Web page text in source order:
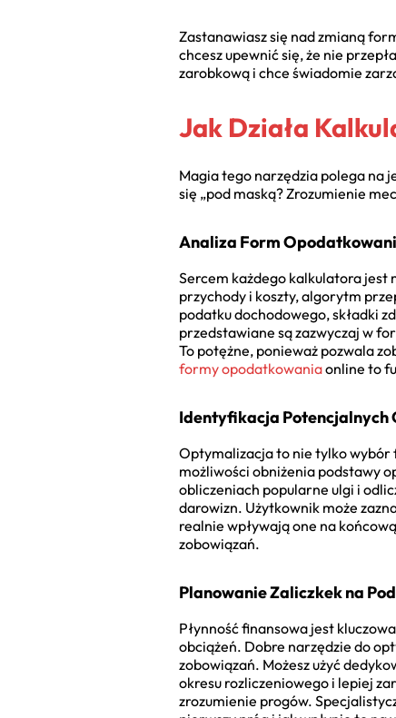
Zastanawiasz się nad zmianą
chcesz upewnić się, że nie
zarobkową i chce świadomie
Jak Działa
Magia tego narzędzia polega na
się „pod maską? Zrozumienie
Analiza Form
Sercem każdego kalkulatora jest
przychody i koszty, algorytm
podatku dochodowego, składki
przedstawiane są zazwyczaj w
To potężne, ponieważ pozwala
formy opodatkowaniaonline to
Identyfikacja Potencjalnych
Optymalizacja to nie tylko wybór
możliwości obniżenia podstawy
obliczeniach popularne ulgi i
darowizn. Użytkownik może
realnie wpływają one na
zobowiązań.
Planowanie Zaliczkek na
Płynność finansowa jest
obciążeń. Dobre narzędzie do
zobowiązań. Możesz użyć
okresu rozliczeniowego i lepiej
zrozumienie progów.